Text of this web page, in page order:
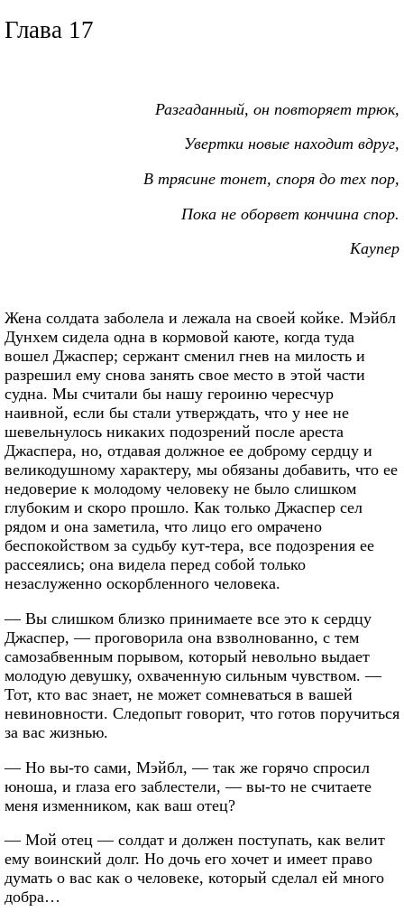
Глава 17
Разгаданный, он повторяет трюк,
Увертки новые находит вдруг,
В трясине тонет, споря до тех пор,
Пока не оборвет кончина спор.
Каупер
Жена солдата заболела и лежала на своей койке. Мэйбл
Дунхем сидела одна в кормовой каюте, когда туда
вошел Джаспер; сержант сменил гнев на милость и
разрешил ему снова занять свое место в этой части
судна. Мы считали бы нашу героиню чересчур
наивной, если бы стали утверждать, что у нее не
шевельнулось никаких подозрений после ареста
Джаспера, но, отдавая должное ее доброму сердцу и
великодушному характеру, мы обязаны добавить, что ее
недоверие к молодому человеку не было слишком
глубоким и скоро прошло. Как только Джаспер сел
рядом и она заметила, что лицо его омрачено
беспокойством за судьбу кут-тера, все подозрения ее
рассеялись; она видела перед собой только
незаслуженно оскорбленного человека.
— Вы слишком близко принимаете все это к сердцу
Джаспер, — проговорила она взволнованно, с тем
самозабвенным порывом, который невольно выдает
молодую девушку, охваченную сильным чувством. —
Тот, кто вас знает, не может сомневаться в вашей
невиновности. Следопыт говорит, что готов поручиться
за вас жизнью.
— Но вы-то сами, Мэйбл, — так же горячо спросил
юноша, и глаза его заблестели, — вы-то не считаете
меня изменником, как ваш отец?
— Мой отец — солдат и должен поступать, как велит
ему воинский долг. Но дочь его хочет и имеет право
думать о вас как о человеке, который сделал ей много
добра…